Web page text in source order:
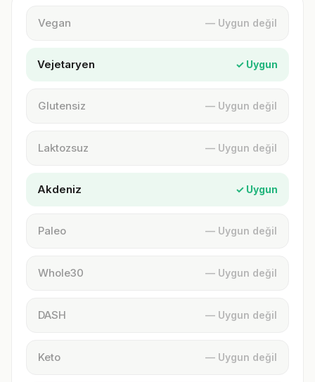
Vegan — Uygun değil
Vejetaryen ✓ Uygun
Glutensiz — Uygun değil
Laktozsuz — Uygun değil
Akdeniz ✓ Uygun
Paleo — Uygun değil
Whole30 — Uygun değil
DASH — Uygun değil
Keto — Uygun değil